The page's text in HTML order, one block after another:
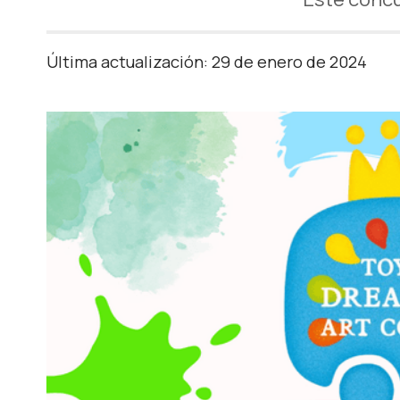
Última actualización: 29 de enero de 2024